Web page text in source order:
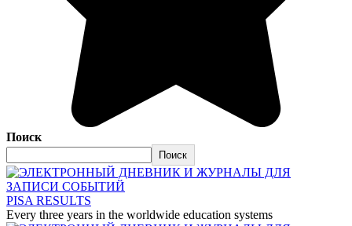
Поиск
Поиск
PISA RESULTS
Every three years in the worldwide education systems